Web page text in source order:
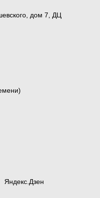
дом 7, ДЦ
Яндекс.Дзен